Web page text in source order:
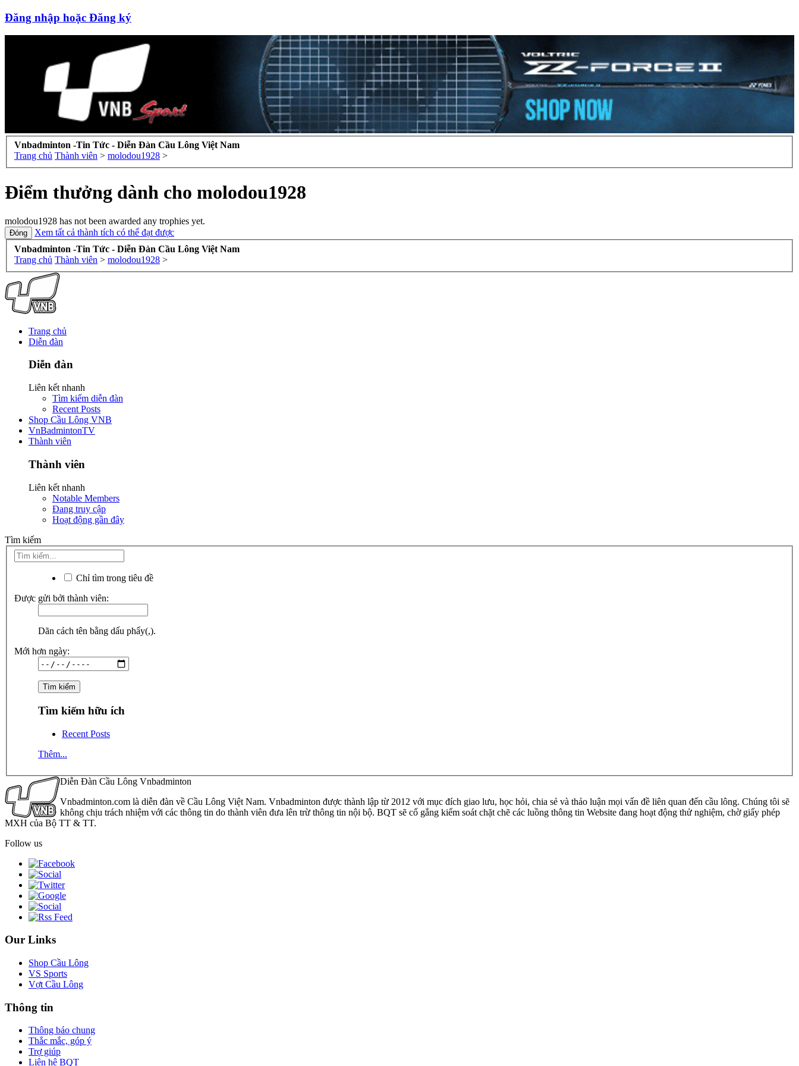
Đăng nhập hoặc Đăng ký
Vnbadminton -Tin Tức - Diễn Đàn Cầu Lông Việt Nam
Trang chủ Thành viên > molodou1928 >
Điểm thưởng dành cho molodou1928
molodou1928 has not been awarded any trophies yet.
Xem tất cả thành tích có thể đạt được
Vnbadminton -Tin Tức - Diễn Đàn Cầu Lông Việt Nam
Trang chủ Thành viên > molodou1928 >
Trang chủ
Diễn đàn
Diễn đàn
Liên kết nhanh
Tìm kiếm diễn đàn
Recent Posts
Shop Cầu Lông VNB
VnBadmintonTV
Thành viên
Thành viên
Liên kết nhanh
Notable Members
Đang truy cập
Hoạt động gần đây
Tìm kiếm
Chỉ tìm trong tiêu đề
Được gửi bởi thành viên:
Dãn cách tên bằng dấu phẩy(,).
Mới hơn ngày:
Tìm kiếm hữu ích
Recent Posts
Thêm...
Diễn Đàn Cầu Lông Vnbadminton
Vnbadminton.com là diễn đàn về Cầu Lông Việt Nam. Vnbadminton được thành lập từ 2012 với mục đích giao lưu, học hỏi, chia sẻ và thảo luận mọi vấn đề liên quan đến cầu lông. Chúng tôi sẽ
không chịu trách nhiệm với các thông tin do thành viên đưa lên trừ thông tin nội bộ. BQT sẽ cố gắng kiểm soát chặt chẽ các luồng thông tin Website đang hoạt động thử nghiệm, chờ giấy phép
MXH của Bộ TT & TT.
Follow us
Our Links
Shop Cầu Lông
VS Sports
Vợt Cầu Lông
Thông tin
Thông báo chung
Thắc mắc, góp ý
Trợ giúp
Liên hệ BQT